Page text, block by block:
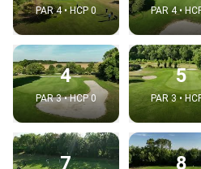
PAR 4 • HCP 0 PAR 4 •
4
PAR 3 • HCP 0
5
PAR 3 •
7 8